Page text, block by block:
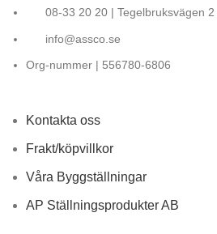
08-33 20 20 | Tegelbruksvägen
info@assco.se
Org-nummer | 556780-6806
Kontakta oss
Frakt/köpvillkor
Våra Byggställningar
AP Ställningsprodukter AB